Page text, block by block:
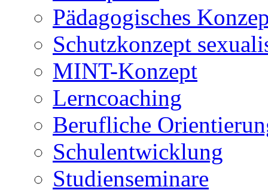
Pädagogisches
Schutzkonzept
MINT-Konzept
Lerncoaching
Berufliche
Schulentwicklung
Studienseminare